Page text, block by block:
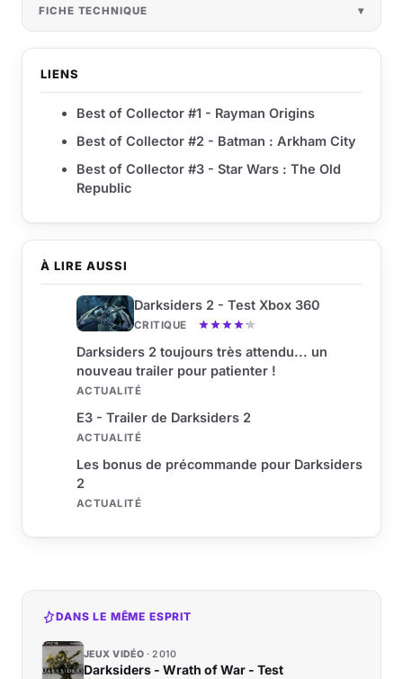
À LIRE AUSSI
Darksiders 2 - Test Xbox 360
CRITIQUE
Darksiders 2 toujours très attendu... un
nouveau trailer pour patienter !
ACTUALITÉ
E3 - Trailer de Darksiders 2
ACTUALITÉ
Les bonus de précommande pour Darksiders
2
ACTUALITÉ
FICHE TECHNIQUE
LIENS
Best of Collector #1 - Rayman Origins
Best of Collector #2 - Batman : Arkham City
Best of Collector #3 - Star Wars : The Old
Republic
DANS LE MÊME ESPRIT
JEUX VIDÉO 2010
Darksiders - Wrath of War - Test